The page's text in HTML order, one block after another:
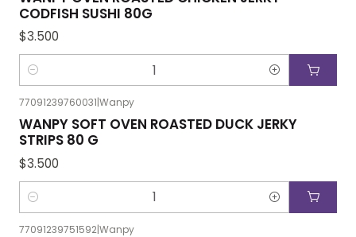
CODFISH SUSHI 80G
$3.500
Cantidad
77091239760031|Wanpy
WANPY SOFT OVEN ROASTED DUCK JERKY
STRIPS 80 G
$3.500
Cantidad
77091239751592|Wanpy